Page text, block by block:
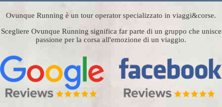
Ovunque Running è un tour operator specializzato in viaggi&corse.
Scegliere Ovunque Running significa far parte di un gruppo che unisce
passione per la corsa all'emozione di un viaggio.